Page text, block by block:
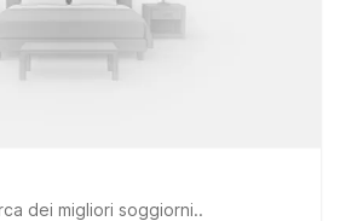
dei migliori soggiorni..